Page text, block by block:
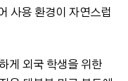
사용 환경이 자연스럽
게 외국 학생을 위한